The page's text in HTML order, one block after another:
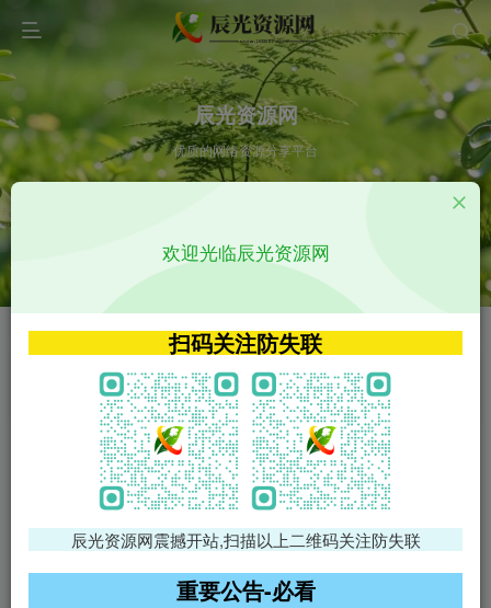
辰光资源网
优质的网络资源分享平台
VIP特权介绍 APP源码
VIP特权介绍
火
VIP特权介绍
影视源码
影视源码
免费领支付宝红包
腾讯轻量4核4G3M服务器38元/
欢迎光临辰光资源网
扫码关注防失联
辰光资源网震撼开站,扫描以上二维码关注防失联
重要公告-必看